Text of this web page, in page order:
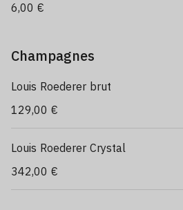
6,00 €
Champagnes
Louis Roederer brut
129,00 €
Louis Roederer Crystal
342,00 €